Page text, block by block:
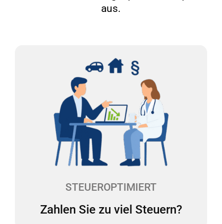
aus.
STEUEROPTIMIERT
Zahlen Sie zu viel Steuern?
Zahlen Sie zu viel Steuern?
Die Rechtsformwahl, der Pkw, Investitionen - es gibt
viele Stellschrauben, die sich auf Ihre
Steuerbelastung auswirken. Unsere Experten
werfen mindestens einmal im Jahr einen Blick auf